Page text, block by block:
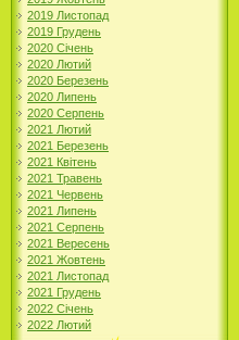
2019 Листопад
2019 Грудень
2020 Січень
2020 Лютий
2020 Березень
2020 Липень
2020 Серпень
2021 Лютий
2021 Березень
2021 Квітень
2021 Травень
2021 Червень
2021 Липень
2021 Серпень
2021 Вересень
2021 Жовтень
2021 Листопад
2021 Грудень
2022 Січень
2022 Лютий